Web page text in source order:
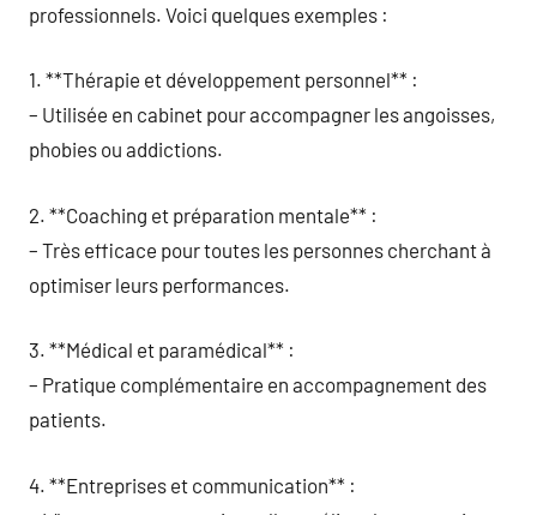
professionnels. Voici quelques exemples :
1. **Thérapie et développement personnel** :
– Utilisée en cabinet pour accompagner les angoisses,
phobies ou addictions.
2. **Coaching et préparation mentale** :
– Très efficace pour toutes les personnes cherchant à
optimiser leurs performances.
3. **Médical et paramédical** :
– Pratique complémentaire en accompagnement des
patients.
4. **Entreprises et communication** :